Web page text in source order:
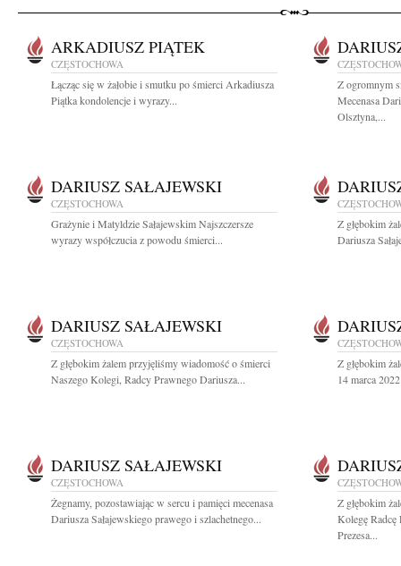
ARKADIUSZ PIĄTEK
CZĘSTOCHOWA
Łącząc się w żałobie i smutku po śmierci Arkadiusza
Piątka kondolencje i wyrazy...
Z ogromnym
Mecenasa
Olsztyna,...
DARIUSZ SAŁAJEWSKI
CZĘSTOCHOWA
Grażynie i Matyldzie Sałajewskim Najszczersze
wyrazy współczucia z powodu śmierci...
Z głębokim
Dariusza
DARIUSZ SAŁAJEWSKI
CZĘSTOCHOWA
Z głębokim żalem przyjęliśmy wiadomość o śmierci
Naszego Kolegi, Radcy Prawnego Dariusza...
Z głębokim
14 marca
DARIUSZ SAŁAJEWSKI
CZĘSTOCHOWA
Żegnamy, pozostawiając w sercu i pamięci mecenasa
Dariusza Sałajewskiego prawego i szlachetnego...
Z głębokim
Kolegę Radcę
Prezesa...